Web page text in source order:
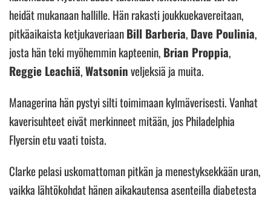
heidät mukanaan hallille. Hän rakasti joukkuekavereitaan,
pitkäaikaista ketjukaveriaanBill Barberia, Dave Poulinia,
josta hän teki myöhemmin kapteenin, Brian Proppia,
Reggie Leachiä,Watsoninveljeksiä ja muita.
Managerina hän pystyi silti toimimaan kylmäverisesti. Vanhat
kaverisuhteet eivät merkinneet mitään, jos Philadelphia
Flyersin etu vaati toista.
Clarke pelasi uskomattoman pitkän ja menestyksekkään uran,
vaikka lähtökohdat hänen aikakautensa asenteilla diabetesta